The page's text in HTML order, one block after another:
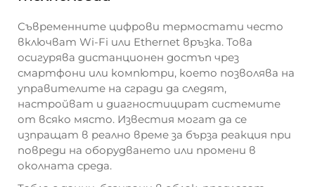
Съвременните цифрови термостати често
включват Wi-Fi или Ethernet връзка. Това
осигурява дистанционен достъп чрез
смартфони или компютри, което позволява на
управителите на сгради да следят,
настройват и диагностицират системите
от всяко място. Известия могат да се
изпращат в реално време за бърза реакция при
повреди на оборудването или промени в
околната среда.